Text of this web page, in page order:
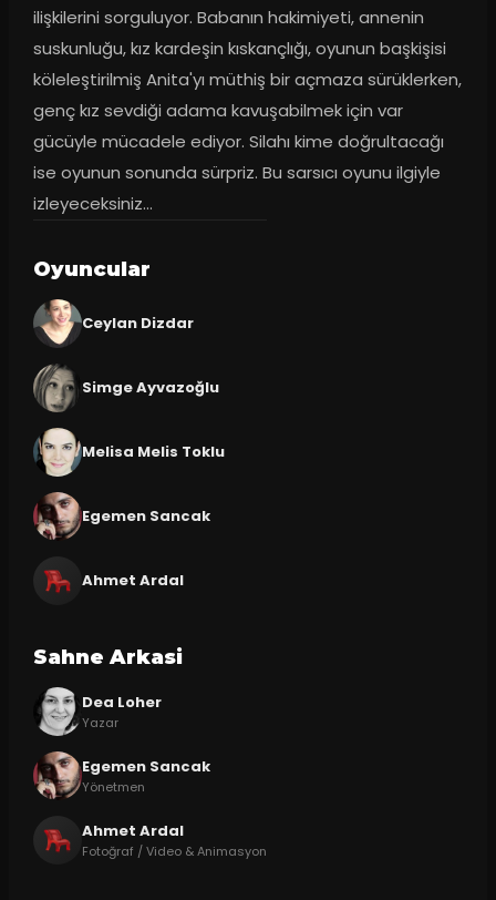
ilişkilerini sorguluyor. Babanın hakimiyeti, annenin
suskunluğu, kız kardeşin kıskançlığı, oyunun başkişisi
köleleştirilmiş Anita'yı müthiş bir açmaza sürüklerken,
genç kız sevdiği adama kavuşabilmek için var
gücüyle mücadele ediyor. Silahı kime doğrultacağı
ise oyunun sonunda sürpriz. Bu sarsıcı oyunu ilgiyle
izleyeceksiniz...
Oyuncular
Ceylan Dizdar
Simge Ayvazoğlu
Melisa Melis Toklu
Egemen Sancak
Ahmet Ardal
Sahne Arkasi
Dea Loher
Yazar
Egemen Sancak
Yönetmen
Ahmet Ardal
Fotoğraf / Video & Animasyon